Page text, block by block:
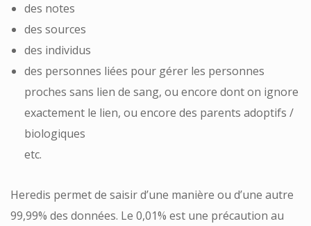
des notes
des sources
des individus
des personnes liées pour gérer les personnes
proches sans lien de sang, ou encore dont on ignore
exactement le lien, ou encore des parents adoptifs /
biologiques
etc.
Heredis permet de saisir d’une manière ou d’une autre
99,99% des données. Le 0,01% est une précaution au